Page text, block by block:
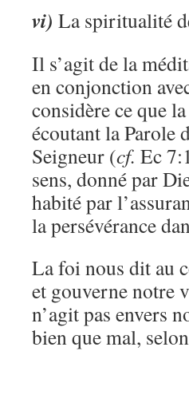
vi) La spiritualité
Il s’agit de la
en conjonction
considère ce que
écoutant la Parole
Seigneur (cf. Ec
sens, donné par
habité par
la persévérance
La foi nous dit au
et gouverne notre
n’agit pas envers
bien que mal,